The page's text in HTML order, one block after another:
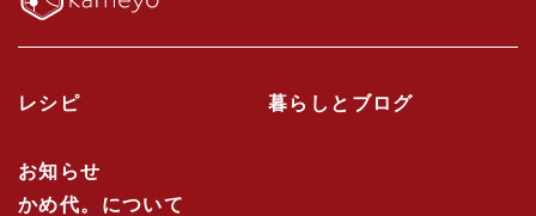
レシピ 暮らしとブログ
お知らせ
かめ代。について